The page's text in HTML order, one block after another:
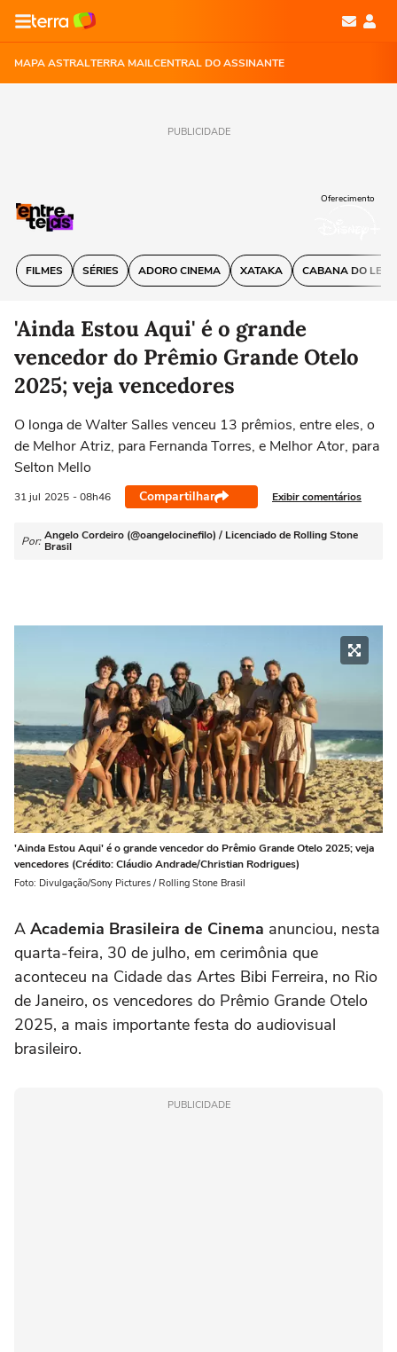
MAPA ASTRALTERRA MAILCENTRAL DO ASSINANTE
PUBLICIDADE
FILMES SÉRIES ADORO CINEMA XATAKA CABANA DO
Oferecimento
'Ainda Estou Aqui' é o grande
vencedor do Prêmio Grande Otelo
2025; veja vencedores
O longa de Walter Salles venceu 13 prêmios, entre eles, o
de Melhor Atriz, para Fernanda Torres, e Melhor Ator, para
Selton Mello
31 jul 2025 - 08h46 Compartilhar Exibir comentários
Por: Angelo Cordeiro (@oangelocinefilo) / Licenciado de Rolling Stone
Brasil
'Ainda Estou Aqui' é o grande vencedor do Prêmio Grande Otelo 2025; veja
vencedores (Crédito: Cláudio Andrade/Christian Rodrigues)
Foto: Divulgação/Sony Pictures / Rolling Stone Brasil
A Academia Brasileira de Cinema anunciou, nesta
quarta-feira, 30 de julho, em cerimônia que
aconteceu na Cidade das Artes Bibi Ferreira, no Rio
de Janeiro, os vencedores do Prêmio Grande Otelo
2025, a mais importante festa do audiovisual
brasileiro.
PUBLICIDADE